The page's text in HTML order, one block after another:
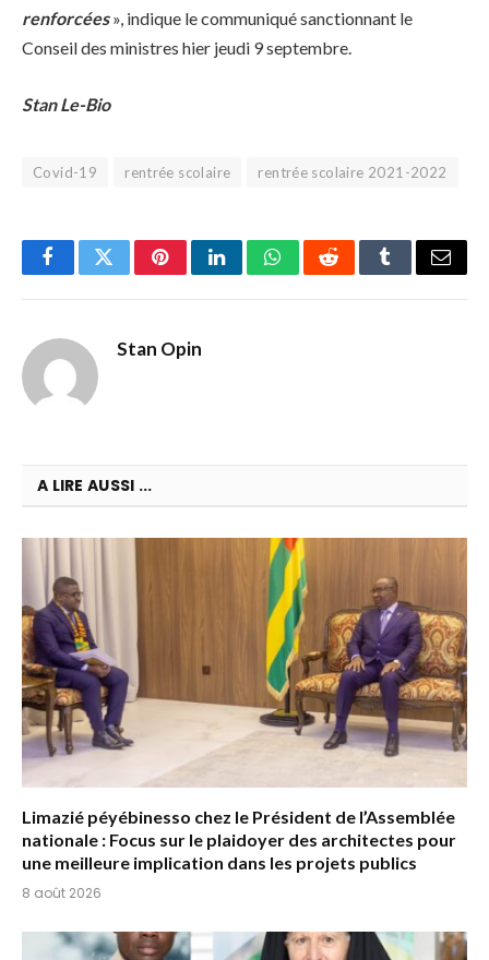
renforcées», indique le communiqué sanctionnant le
Conseil des ministres hier jeudi 9 septembre.
Stan Le-Bio
Covid-19 rentrée scolaire rentrée scolaire 2021-2022
FacebookTwitterPinterestLinkedInWhatsAppRedditTumblrEmail
Stan Opin
A LIRE AUSSI ...
Limazié péyébinesso chez le Président de l’Assemblée
nationale : Focus sur le plaidoyer des architectes pour
une meilleure implication dans les projets publics
8 août 2026